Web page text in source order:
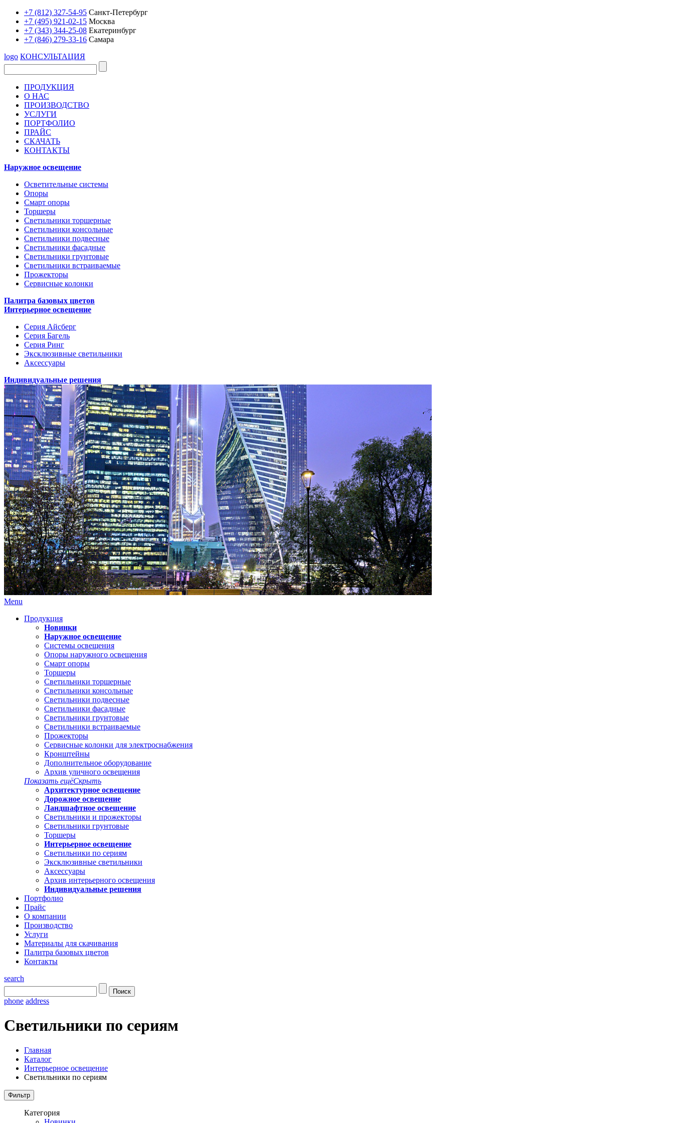
+7 (812) 327-54-95 Санкт-Петербург
+7 (495) 921-02-15 Москва
+7 (343) 344-25-08 Екатеринбург
+7 (846) 279-33-16 Самара
logo КОНСУЛЬТАЦИЯ
ПРОДУКЦИЯ
О НАС
ПРОИЗВОДСТВО
УСЛУГИ
ПОРТФОЛИО
ПРАЙС
СКАЧАТЬ
КОНТАКТЫ
Наружное освещение
Осветительные системы
Опоры
Смарт опоры
Торшеры
Светильники торшерные
Светильники консольные
Светильники подвесные
Светильники фасадные
Светильники грунтовые
Светильники встраиваемые
Прожекторы
Сервисные колонки
Палитра базовых цветов
Интерьерное освещение
Серия Айсберг
Серия Багель
Серия Ринг
Эксклюзивные светильники
Аксессуары
Индивидуальные решения
Menu
Продукция
Новинки
Наружное освещение
Системы освещения
Опоры наружного освещения
Смарт опоры
Торшеры
Светильники торшерные
Светильники консольные
Светильники подвесные
Светильники фасадные
Светильники грунтовые
Светильники встраиваемые
Прожекторы
Сервисные колонки для электроснабжения
Кронштейны
Дополнительное оборудование
Архив уличного освещения
Показать ещёСкрыть
Архитектурное освещение
Дорожное освещение
Ландшафтное освещение
Светильники и прожекторы
Светильники грунтовые
Торшеры
Интерьерное освещение
Светильники по сериям
Эксклюзивные светильники
Аксессуары
Архив интерьерного освещения
Индивидуальные решения
Портфолио
Прайс
О компании
Производство
Услуги
Материалы для скачивания
Палитра базовых цветов
Контакты
search
phone address
Светильники по сериям
Главная
Каталог
Интерьерное освещение
Светильники по сериям
Категория